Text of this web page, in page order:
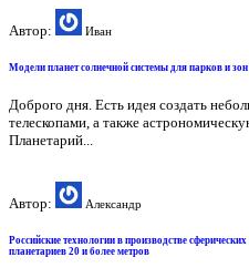
Автор: Иван
Модели планет солнечной системы для парков и
Доброго дня. Есть идея создать
телескопами, а также
Планетарий...
Автор: Александр
Российские технологии в производстве
планетариев 20 и более метров